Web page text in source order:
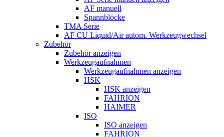
AF manuell
Spannblöcke
TMA Serie
AF CU Liquid/Air autom. Werkzeugwechsel
Zubehör
Zubehör anzeigen
Werkzeugaufnahmen
Werkzeugaufnahmen anzeigen
HSK
HSK anzeigen
FAHRION
HAIMER
ISO
ISO anzeigen
FAHRION